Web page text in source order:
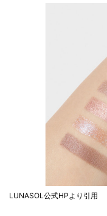
LUNASOL公式HPより引用